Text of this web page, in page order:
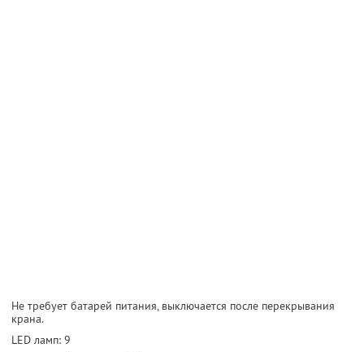
Не требует батарей питания, выключается после перекрывания
крана.
LED ламп: 9